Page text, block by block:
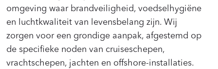
omgeving waar brandveiligheid, voedselhygiëne
en luchtkwaliteit van levensbelang zijn. Wij
zorgen voor een grondige aanpak, afgestemd op
de specifieke noden van cruiseschepen,
vrachtschepen, jachten en offshore-installaties.